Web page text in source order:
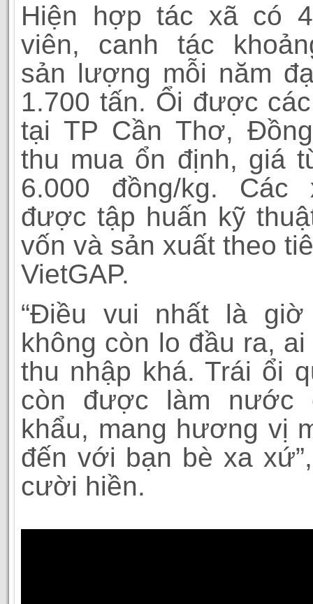
Hiện hợp tác xã có
viên, canh tác
sản lượng mỗi năm
1.700 tấn. Ổi được
tại TP Cần Thơ,
thu mua ổn định, giá
6.000 đồng/kg. Các
được tập huấn kỹ
vốn và sản xuất theo
VietGAP.
“Điều vui nhất là
không còn lo đầu ra,
thu nhập khá. Trái ổi
còn được làm nước
khẩu, mang hương vị
đến với bạn bè xa
cười hiền.